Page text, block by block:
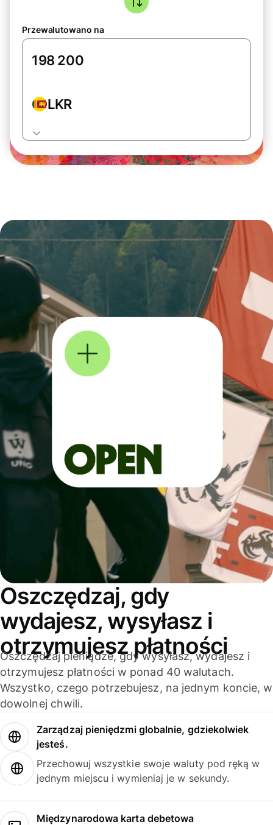
Przewalutowano na
LKR
Oszczędzaj, gdy
wydajesz, wysyłasz i
otrzymujesz płatności
Oszczędzaj pieniądze, gdy wysyłasz, wydajesz i
otrzymujesz płatności w ponad 40 walutach.
Wszystko, czego potrzebujesz, na jednym koncie, w
dowolnej chwili.
Zarządzaj pieniędzmi globalnie, gdziekolwiek
jesteś.
Przechowuj wszystkie swoje waluty pod ręką w
jednym miejscu i wymieniaj je w sekundy.
Międzynarodowa karta debetowa